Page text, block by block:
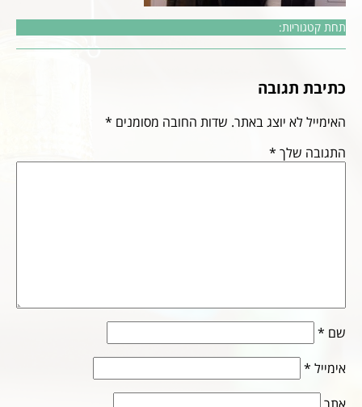
תחת קטגוריות:
כתיבת תגובה
האימייל לא יוצג באתר. שדות החובה מסומנים *
התגובה שלך *
שם *
אימייל *